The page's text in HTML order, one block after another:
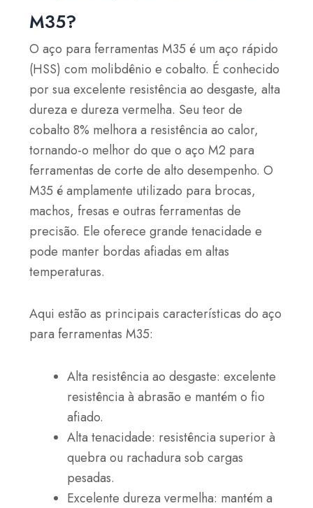
M35?
O aço para ferramentas M35 é um aço rápido
(HSS) com molibdênio e cobalto. É conhecido
por sua excelente resistência ao desgaste, alta
dureza e dureza vermelha. Seu teor de
cobalto 8% melhora a resistência ao calor,
tornando-o melhor do que o aço M2 para
ferramentas de corte de alto desempenho. O
M35 é amplamente utilizado para brocas,
machos, fresas e outras ferramentas de
precisão. Ele oferece grande tenacidade e
pode manter bordas afiadas em altas
temperaturas.
Aqui estão as principais características do aço
para ferramentas M35:
Alta resistência ao desgaste: excelente
resistência à abrasão e mantém o fio
afiado.
Alta tenacidade: resistência superior à
quebra ou rachadura sob cargas
pesadas.
Excelente dureza vermelha: mantém a